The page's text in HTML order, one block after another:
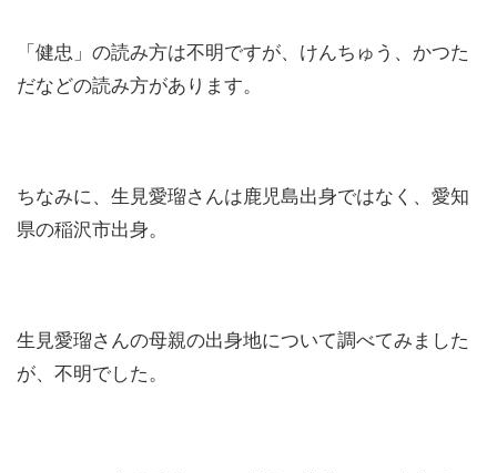
「健忠」の読み方は不明ですが、けんちゅう、かつた
だなどの読み方があります。
ちなみに、生見愛瑠さんは鹿児島出身ではなく、愛知
県の稲沢市出身。
生見愛瑠さんの母親の出身地について調べてみました
が、不明でした。